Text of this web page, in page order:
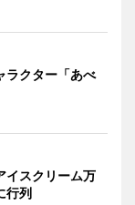
ラクター「あべ
イスクリーム万
行列